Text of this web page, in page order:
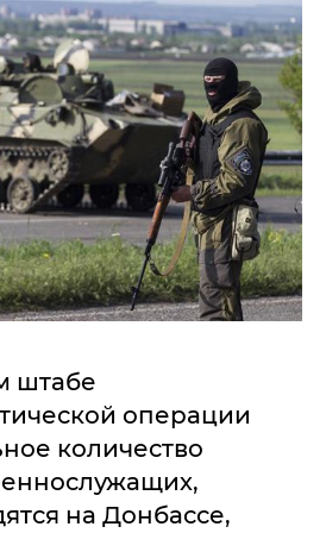
штабе
операции
количество
на Донбассе,